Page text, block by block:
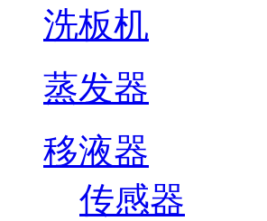
洗板机
蒸发器
移液器
传感器